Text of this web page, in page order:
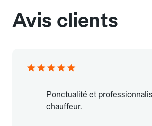
Avis clients
Ponctualité et
chauffeur.